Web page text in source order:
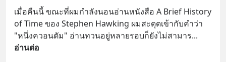
เมื่อคืนนี้ ขณะที่ผมกำลังนอนอ่านหนังสือ A Brief History
of Time ของ Stephen Hawking ผมสะดุดเข้ากับคำว่า
"หนึ่งควอนตัม" อ่านทวนอยู่หลายรอบก็ยังไม่สามาร
อ่านต่อ